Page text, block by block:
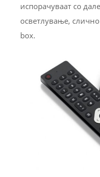
испорачуваат со
осветлување,
box.